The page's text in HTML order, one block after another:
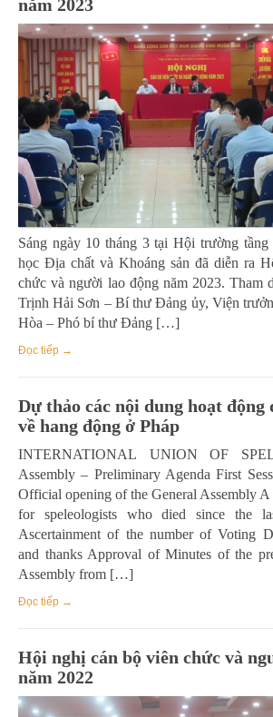
năm 2023
Sáng ngày 10 tháng 3 tại Hội trường
học Địa chất và Khoáng sản đã diễn ra
chức và người lao động năm 2023. Tham
Trịnh Hải Sơn – Bí thư Đảng ủy, Viện
Hòa – Phó bí thư Đảng […]
Đọc tiếp →
Dự thảo các nội dung hoạt động
về hang động ở Pháp
INTERNATIONAL UNION OF
Assembly – Preliminary Agenda First
Official opening of the General Assembly A
for speleologists who died since the
Ascertainment of the number of Voting
and thanks Approval of Minutes of the
Assembly from […]
Đọc tiếp →
Hội nghị cán bộ viên chức và
năm 2022